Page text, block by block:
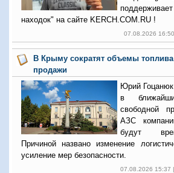
находок" на сайте KERCH.COM.RU !
07.08.2026
В Крыму сократят объемы
продажи
Юрий
в
свободной
АЗС
будут
Причиной названо изменение
усиление мер безопасности.
07.08.2026 15:37